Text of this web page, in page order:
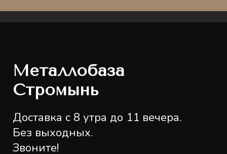
Металлобаза
Стромынь
Доставка с 8 утра до 11 вечера.
Без выходных.
Звоните!